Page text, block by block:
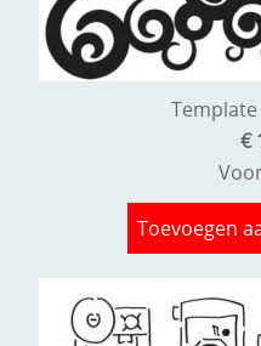
Hechtingsmaterialen
Hout , MDF,
Kleurmateriaal-
Merken
€
Toevoegen